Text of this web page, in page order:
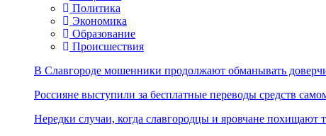
Политика
Экономика
Образование
Происшествия
В Славгороде мошенники продолжают обманывать
Россияне выступили за бесплатные переводы средств
Нередки случаи, когда славгородцы и яровчане похищают